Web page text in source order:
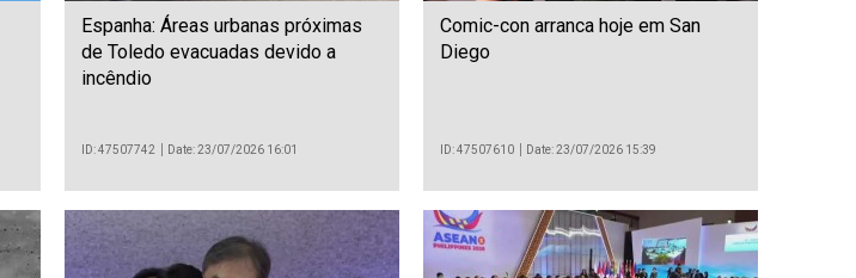
Espanha: Áreas urbanas próximas
de Toledo evacuadas devido a
incêndio
ID: 47507742 Date: 23/07/2026 16:01
Comic-con arranca hoje em San
Diego
ID: 47507610 Date: 23/07/2026 15:39